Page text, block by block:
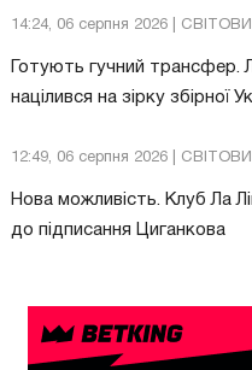
14:24, 06 серпня 2026 |
Готують гучний трансфер.
націлився на зірку збірної
12:49, 06 серпня 2026 |
Нова можливість. Клуб Ла
до підписання Циганкова